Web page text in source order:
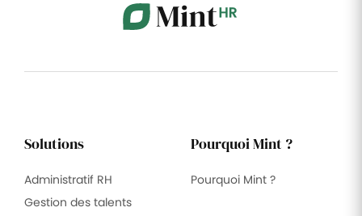
Solutions
Administratif RH
Gestion des talents
Pourquoi Mint ?
Pourquoi Mint ?